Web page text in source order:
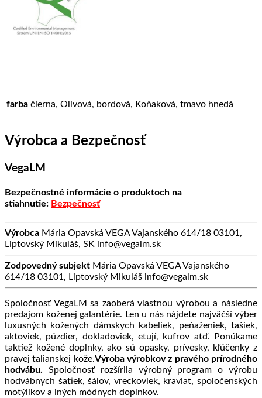
farba čierna, Olivová, bordová, Koňaková, tmavo hnedá
Výrobca a Bezpečnosť
VegaLM
Bezpečnostné informácie o produktoch na
stiahnutie: Bezpečnosť
Výrobca Mária Opavská VEGA Vajanského 614/18 03101,
Liptovský Mikuláš, SK info@vegalm.sk
Zodpovedný subjekt Mária Opavská VEGA Vajanského
614/18 03101, Liptovský Mikuláš info@vegalm.sk
Spoločnosť VegaLM sa zaoberá vlastnou výrobou a následne
predajom koženej galantérie. Len u nás nájdete najväčší výber
luxusných kožených dámskych kabeliek, peňaženiek, tašiek,
aktoviek, púzdier, dokladoviek, etují, kufrov atď. Ponúkame
taktiež kožené doplnky, ako sú opasky, prívesky, kľúčenky z
pravej talianskej kože.Výroba výrobkov z pravého prírodného
hodvábu. Spoločnosť rozšírila výrobný program o výrobu
hodvábnych šatiek, šálov, vreckoviek, kraviat, spoločenských
motýlikov a iných módnych doplnkov.